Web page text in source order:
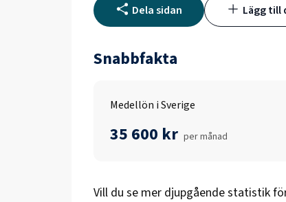
Dela sidan Lägg till
Snabbfakta
Medellön i Sverige
35 600 kr per månad
Vill du se mer djupgående statistik